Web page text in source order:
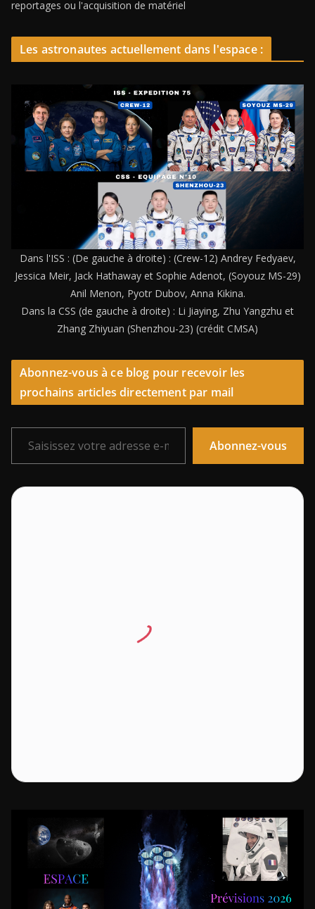
reportages ou l'acquisition de matériel
Les astronautes actuellement dans l'espace :
Dans l'ISS : (De gauche à droite) : (Crew-12) Andrey Fedyaev,
Jessica Meir, Jack Hathaway et Sophie Adenot, (Soyouz MS-29)
Anil Menon, Pyotr Dubov, Anna Kikina.
Dans la CSS (de gauche à droite) : Li Jiaying, Zhu Yangzhu et
Zhang Zhiyuan (Shenzhou-23) (crédit CMSA)
Abonnez-vous à ce blog pour recevoir les
prochains articles directement par mail
Saisissez votre adresse e-mail…
Abonnez-vous